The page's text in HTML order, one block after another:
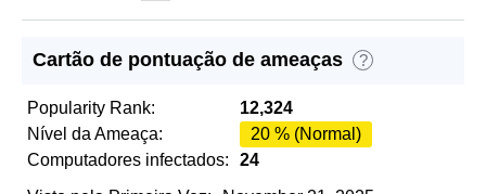
Cartão de pontuação de ameaças ?
Popularity Rank:
12,324
Nível da Ameaça:
20 % (Normal)
Computadores infectados:
24